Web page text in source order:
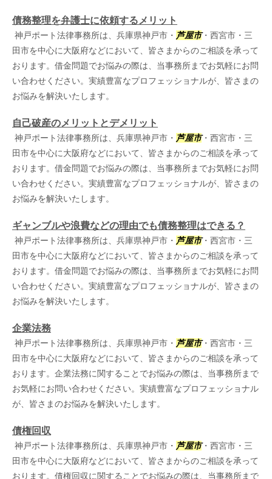
債務整理を弁護士に依頼するメリット
神戸ポート法律事務所は、兵庫県神戸市・ 芦屋市・西宮市・三
田市を中心に大阪府などにおいて、皆さまからのご相談を承って
おります。借金問題でお悩みの際は、当事務所までお気軽にお問
い合わせください。実績豊富なプロフェッショナルが、皆さまの
お悩みを解決いたします。
自己破産のメリットとデメリット
神戸ポート法律事務所は、兵庫県神戸市・ 芦屋市・西宮市・三
田市を中心に大阪府などにおいて、皆さまからのご相談を承って
おります。借金問題でお悩みの際は、当事務所までお気軽にお問
い合わせください。実績豊富なプロフェッショナルが、皆さまの
お悩みを解決いたします。
ギャンブルや浪費などの理由でも債務整理はできる？
神戸ポート法律事務所は、兵庫県神戸市・ 芦屋市・西宮市・三
田市を中心に大阪府などにおいて、皆さまからのご相談を承って
おります。借金問題でお悩みの際は、当事務所までお気軽にお問
い合わせください。実績豊富なプロフェッショナルが、皆さまの
お悩みを解決いたします。
企業法務
神戸ポート法律事務所は、兵庫県神戸市・ 芦屋市・西宮市・三
田市を中心に大阪府などにおいて、皆さまからのご相談を承って
おります。企業法務に関することでお悩みの際は、当事務所まで
お気軽にお問い合わせください。実績豊富なプロフェッショナル
が、皆さまのお悩みを解決いたします。
債権回収
神戸ポート法律事務所は、兵庫県神戸市・ 芦屋市・西宮市・三
田市を中心に大阪府などにおいて、皆さまからのご相談を承って
おります。債権回収に関することでお悩みの際は、当事務所まで